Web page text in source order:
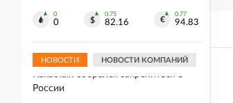
0
0
0.75
82.16
0.77
94.83
НОВОСТИ НОВОСТИ КОМПАНИЙ
лайки в поддержку ВСУ
Южнокорейский мессенджер
KakaoTalk собрался закрепиться в
России